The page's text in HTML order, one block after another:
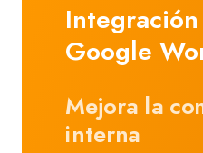
Google
Mejora la
interna